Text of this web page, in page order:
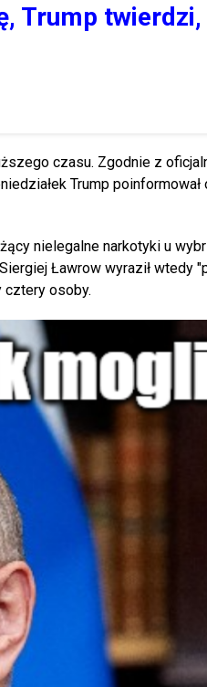
Trump
czasu. Zgodnie z
Trump poinformował
nielegalne narkotyki u
Ławrow wyraził wtedy
cztery osoby.